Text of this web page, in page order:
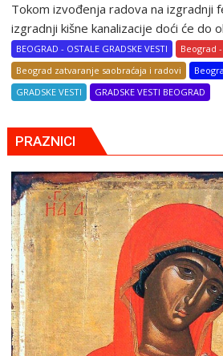
Tokom izvođenja radova na izgradnji
izgradnji kišne kanalizacije doći će do
BEOGRAD - OSTALE GRADSKE VESTI
Beograd
Beograd zatvaranje saobraćaja i radovi
GRADSKE VESTI
GRADSKE VESTI BEOGRAD
PRAZNICI